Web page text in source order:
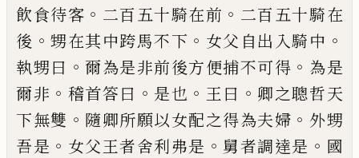
飲食待客 。 二百五十騎在前 。 二百五十騎在
後 。甥在其中跨馬不下 。 女父自出入騎中 。
執甥曰 。爾為是非前後方便捕不可得 。 為是
爾非 。 稽首答曰 。 是也 。 王 曰 。 卿之聰哲天
下無雙 。 隨卿所願以女配之得為夫婦 。 外甥
吾是 。 女父王者舍利弗是 。 舅者調達是 。 國